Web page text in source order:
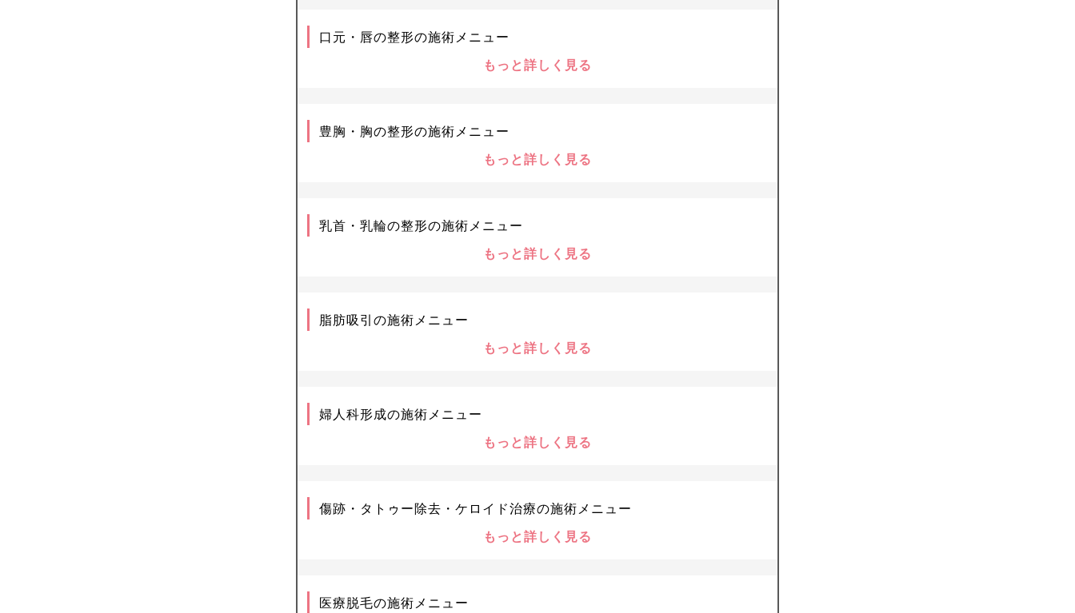
口元・唇の整形の施術メニュー
もっと詳しく見る
豊胸・胸の整形の施術メニュー
もっと詳しく見る
乳首・乳輪の整形の施術メニュー
もっと詳しく見る
脂肪吸引の施術メニュー
もっと詳しく見る
婦人科形成の施術メニュー
もっと詳しく見る
傷跡・タトゥー除去・ケロイド治療の施術メニュー
もっと詳しく見る
医療脱毛の施術メニュー